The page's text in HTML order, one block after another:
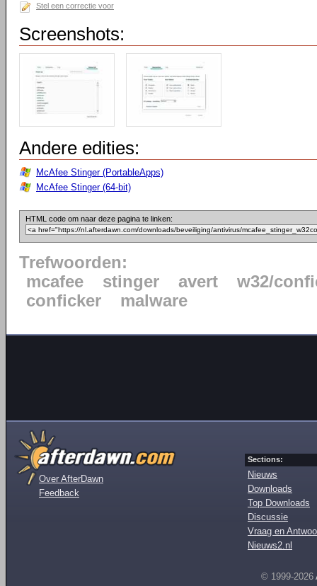
Stel een correctie voor
Screenshots:
Andere edities:
McAfee Stinger (PortableApps)
McAfee Stinger (64-bit)
HTML code om naar deze pagina te linken:
Trefwoorden:
mcafee
stinger avert
w32/
conficker
malware
Over AfterDawn
Feedback
Sections:
Nieuws
Downloads
Top Downloads
Discussie
Vraag en
Nieuws2.nl
© 1999-2026